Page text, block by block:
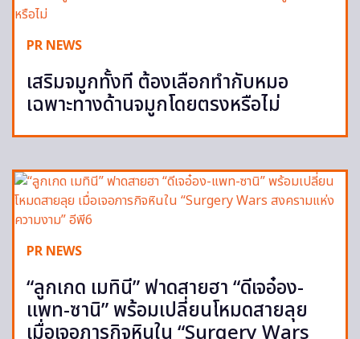
PR NEWS
เสริมจมูกทั้งที ต้องเลือกทำกับหมอ
เฉพาะทางด้านจมูกโดยตรงหรือไม่
PR NEWS
“ลูกเกด เมทินี” ฟาดสายฮา “ดีเจอ๋อง-
แพท-ซานิ” พร้อมเปลี่ยนโหมดสายลุย
เมื่อเจอภารกิจหินใน “Surgery Wars